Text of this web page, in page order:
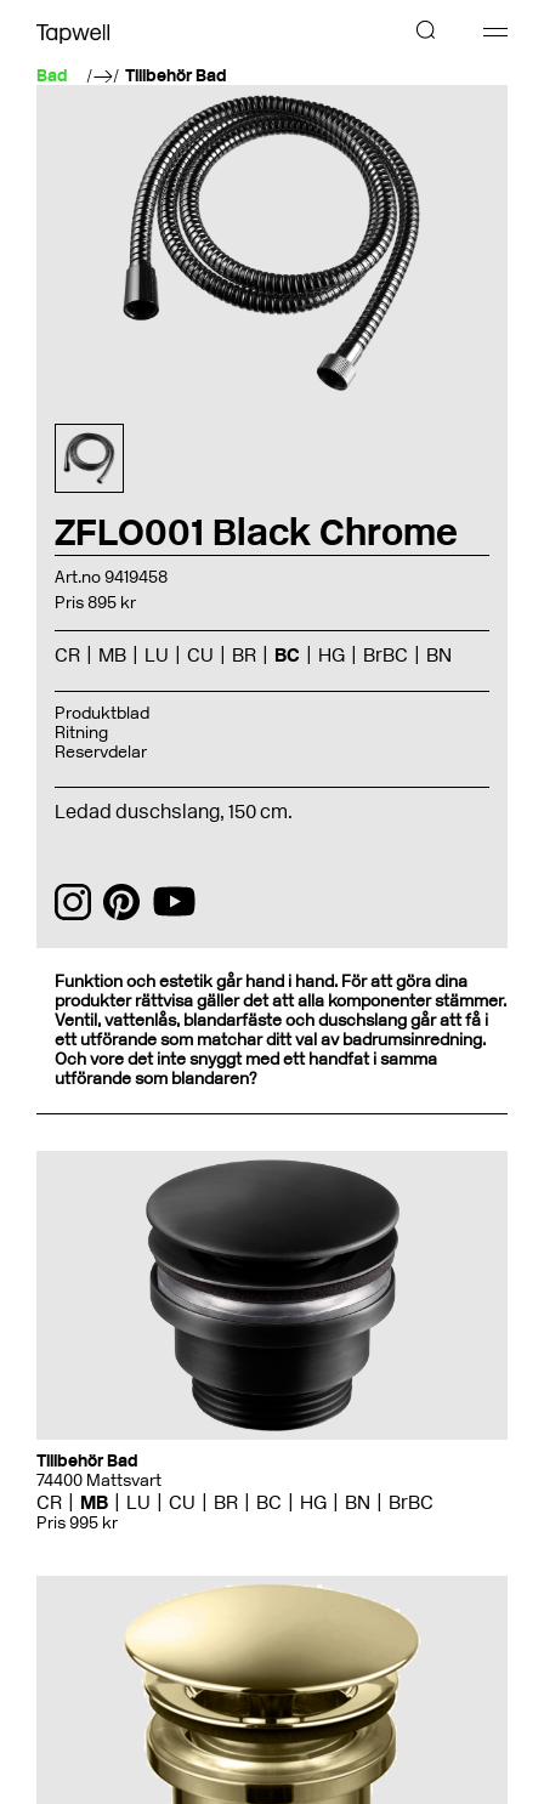
Bad Tillbehör Bad
ZFLO001 Black Chrome
Art.no 9419458
Pris 895 kr
CR MB LU CU BR BC HG BrBC BN
Produktblad
Ritning
Reservdelar
Ledad duschslang, 150 cm.
Funktion och estetik går hand i hand. För att göra dina
produkter rättvisa gäller det att alla komponenter stämmer.
Ventil, vattenlås, blandarfäste och duschslang går att få i
ett utförande som matchar ditt val av badrumsinredning.
Och vore det inte snyggt med ett handfat i samma
utförande som blandaren?
Tillbehör Bad
74400 Mattsvart
CR MB LU CU BR BC HG BN BrBC
Pris 995 kr